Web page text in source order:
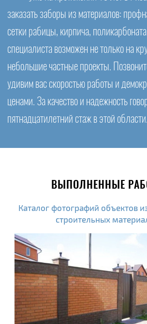
заказать заборы из материалов:
сетки рабицы, кирпича,
специалиста возможен не только на
небольшие частные проекты.
удивим вас скоростью работы и
ценами. За качество и надежность
пятнадцатилетний стаж в этой области.
ВЫПОЛНЕННЫЕ
Каталог фотографий объектов
строительных